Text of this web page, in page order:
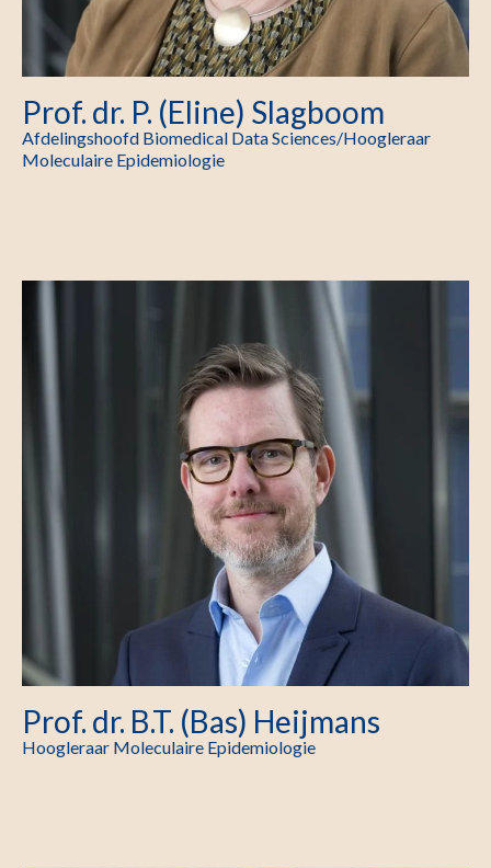
Prof. dr. P. (Eline) Slagboom
Afdelingshoofd Biomedical Data Sciences/Hoogleraar
Moleculaire Epidemiologie
Prof. dr. B.T. (Bas) Heijmans
Hoogleraar Moleculaire Epidemiologie